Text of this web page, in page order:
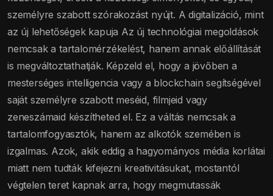
személyre szabott szórakozást nyújt. A digitalizáció, mint
az új lehetőségek kapuja Az új technológiai megoldások
nemcsak a tartalomérzékelést, hanem annak előállítását
is megváltoztathatják. Képzeld el, hogy a jövőben a
mesterséges intelligencia vagy a blockchain segítségével
saját személyre szabott meséid, filmjeid vagy
zeneszámaid készítheted el. Ez a váltás nemcsak a
tartalomfogyasztók, hanem az alkotók szemében is
izgalmas. Azok, akik eddig a hagyományos média korlátai
miatt nem tudták kifejezni kreativitásukat, mostantól
végtelen teret kapnak arra, hogy megmutassák